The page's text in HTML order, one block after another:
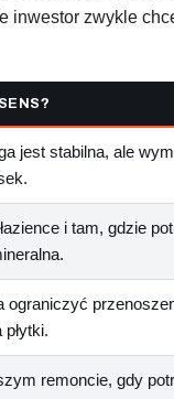
inwestor zwykle
jest stabilna, ale
i tam, gdzie
ograniczyć
płytki.
remoncie, gdy